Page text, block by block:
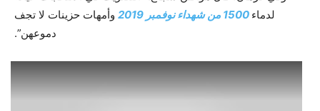
لدماء
وأمهات حزينات لا تجف
دموعهن”.